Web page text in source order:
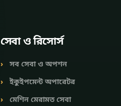
সেবা ও রিসোর্স
সব সেবা ও অপশন
ইকুইপমেন্ট অপারেটর
মেশিন মেরামত সেবা